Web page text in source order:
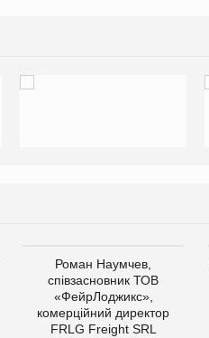
Роман Наумчев,
співзасновник ТОВ
«ФейрЛоджикс»,
комерційний директор
FRLG Freight SRL